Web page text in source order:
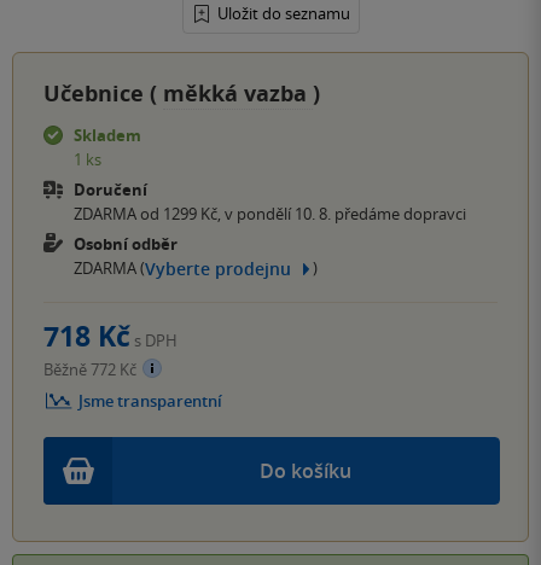
Uložit do seznamu
Učebnice ( měkká vazba )
Skladem
1 ks
Doručení
ZDARMA od 1299 Kč, v pondělí 10. 8. předáme dopravci
Osobní odběr
ZDARMA (Vyberte prodejnu )
Do košíku
718 Kč s DPH
Běžně 772 Kč
Jsme transparentní